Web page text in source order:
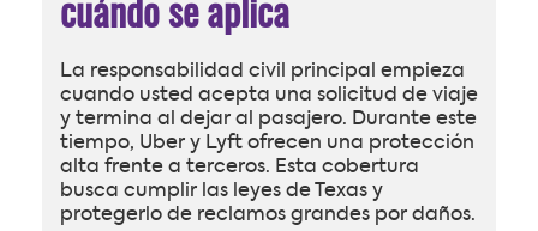
cuándo se aplica
La responsabilidad civil principal empieza
cuando usted acepta una solicitud de viaje
y termina al dejar al pasajero. Durante este
tiempo, Uber y Lyft ofrecen una protección
alta frente a terceros. Esta cobertura
busca cumplir las leyes de Texas y
protegerlo de reclamos grandes por daños.